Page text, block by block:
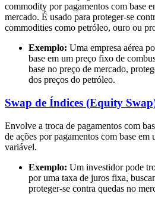
commodity por pagamentos com base
mercado. É usado para proteger-se
commodities como petróleo, ouro ou
Exemplo: Uma empresa aérea
base em um preço fixo de
base no preço de mercado,
dos preços do petróleo.
Swap de Índices (Equity
Envolve a troca de pagamentos com
de ações por pagamentos com base
variável.
Exemplo: Um investidor pode
por uma taxa de juros fixa,
proteger-se contra quedas no